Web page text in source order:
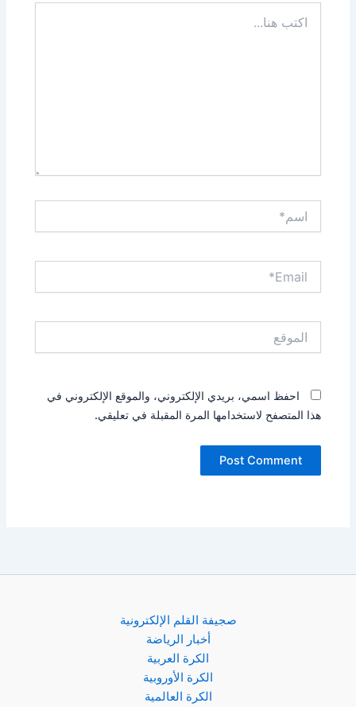
هنا...
احفظ اسمي، بريدي الإلكتروني، والموقع الإلكتروني في
هذا المتصفح لاستخدامها المرة المقبلة في تعليقي.
صجيفة القلم الإلكترونية
أخبار الرياضة
الكرة العربية
الكرة الأوروبية
الكرة العالمية